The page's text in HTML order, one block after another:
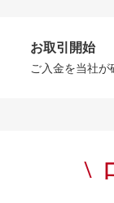
お取引開始
ご入金を当社が